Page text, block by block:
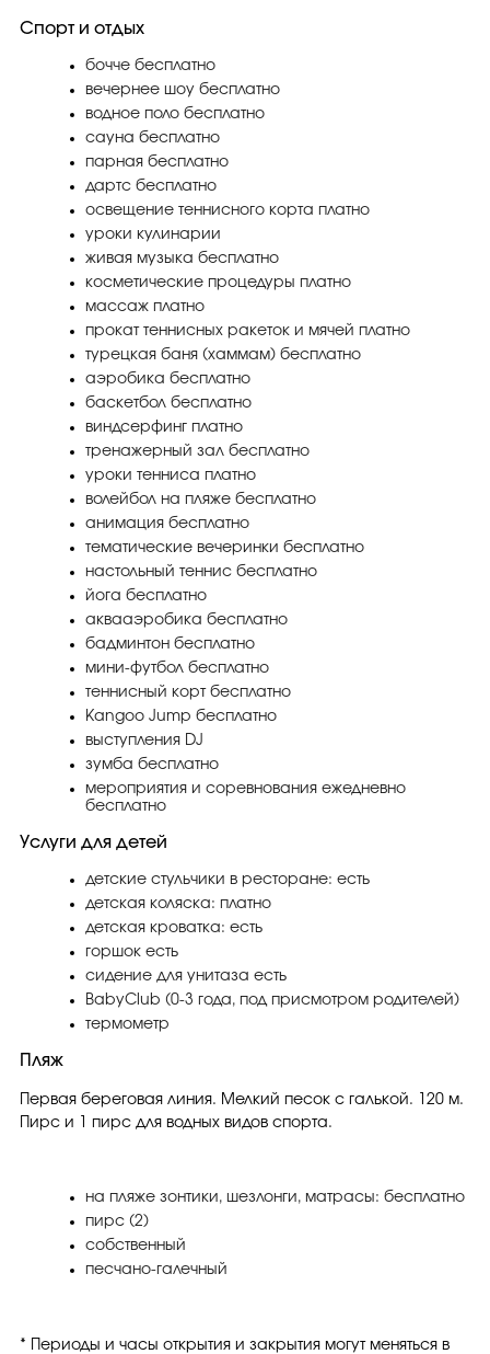
Спорт и отдых
бочче бесплатно
вечернее шоу бесплатно
водное поло бесплатно
сауна бесплатно
парная бесплатно
дартс бесплатно
освещение теннисного корта платно
уроки кулинарии
живая музыка бесплатно
косметические процедуры платно
массаж платно
прокат теннисных ракеток и мячей платно
турецкая баня (хаммам) бесплатно
аэробика бесплатно
баскетбол бесплатно
виндсерфинг платно
тренажерный зал бесплатно
уроки тенниса платно
волейбол на пляже бесплатно
анимация бесплатно
тематические вечеринки бесплатно
настольный теннис бесплатно
йога бесплатно
аквааэробика бесплатно
бадминтон бесплатно
мини-футбол бесплатно
теннисный корт бесплатно
Kangoo Jump бесплатно
выступления DJ
зумба бесплатно
мероприятия и соревнования ежедневно
бесплатно
Услуги для детей
детские стульчики в ресторане: есть
детская коляска: платно
детская кроватка: есть
горшок есть
сидение для унитаза есть
BabyClub (0-3 года, под присмотром родителей)
термометр
Пляж
Первая береговая линия. Мелкий песок с галькой. 120 м.
Пирс и 1 пирс для водных видов спорта.
на пляже зонтики, шезлонги, матрасы: бесплатно
пирс (2)
собственный
песчано-галечный
* Периоды и часы открытия и закрытия могут меняться в